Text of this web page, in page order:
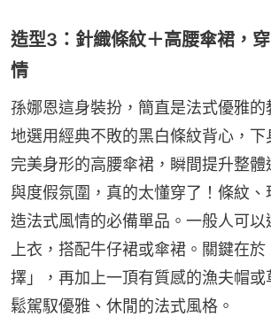
造型3：針織條紋＋高腰傘裙，
情
孫娜恩這身裝扮，簡直是法式優雅的
地選用經典不敗的黑白條紋背心，
完美身形的高腰傘裙，瞬間提升整體
與度假氛圍，真的太懂穿了！條紋
造法式風情的必備單品。一般人可以
上衣，搭配牛仔裙或傘裙。關鍵在於
擇」，再加上一頂有質感的漁夫帽或
鬆駕馭優雅、休閒的法式風格。